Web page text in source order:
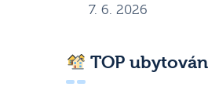
7. 6. 2026
TOP